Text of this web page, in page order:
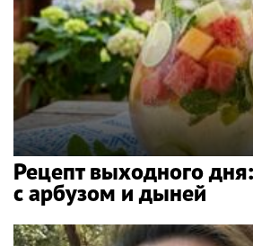
Рецепт выходного
с арбузом и дыней